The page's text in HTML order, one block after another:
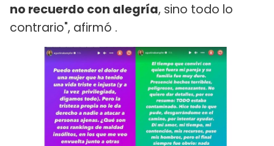
no recuerdo con alegría, sino todo lo
contrario", afirmó .